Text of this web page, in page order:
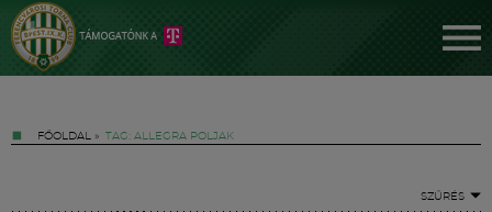
FŐOLDAL » TAG: ALLEGRA POLJAK
SZŰRÉS